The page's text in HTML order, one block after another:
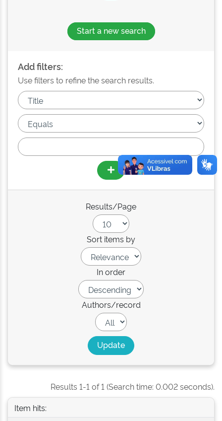
Start a new search
Add filters:
Use filters to refine the search results.
Results/Page
Sort items by
In order
Authors/record
Results 1-1 of 1 (Search time: 0.002 seconds).
Item hits: